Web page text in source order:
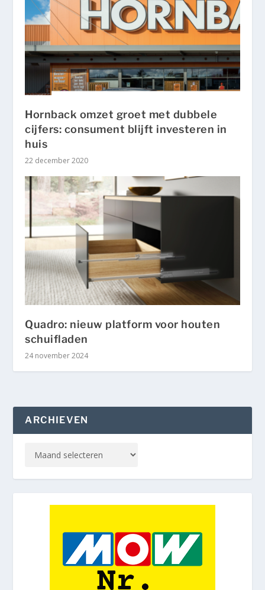
Hornback omzet groet met dubbele
cijfers: consument blijft investeren in
huis
22 december 2020
Quadro: nieuw platform voor houten
schuifladen
24 november 2024
ARCHIEVEN